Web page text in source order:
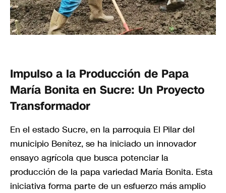
Impulso a la Producción de Papa
María Bonita en Sucre: Un Proyecto
Transformador
En el estado Sucre, en la parroquia El Pilar del
municipio Benítez, se ha iniciado un innovador
ensayo agrícola que busca potenciar la
producción de la papa variedad María Bonita. Esta
iniciativa forma parte de un esfuerzo más amplio